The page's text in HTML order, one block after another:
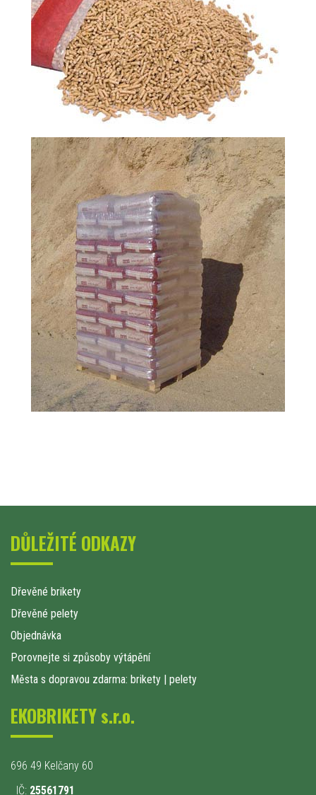
DŮLEŽITÉ ODKAZY
Dřevěné brikety
Dřevěné pelety
Objednávka
Porovnejte si způsoby výtápění
Města s dopravou zdarma: brikety | pelety
EKOBRIKETY s.r.o.
696 49 Kelčany 60
IČ: 25561791